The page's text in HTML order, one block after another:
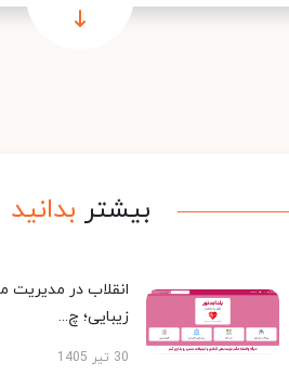
بیشتر بدانید
انقلاب در مدیریت
زیبایی؛ چ...
30 تیر 1405